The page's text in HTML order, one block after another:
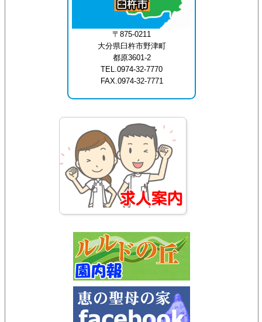
〒875-0211
大分県臼杵市野津町
都原3601-2
TEL.0974-32-7770
FAX.0974-32-7771